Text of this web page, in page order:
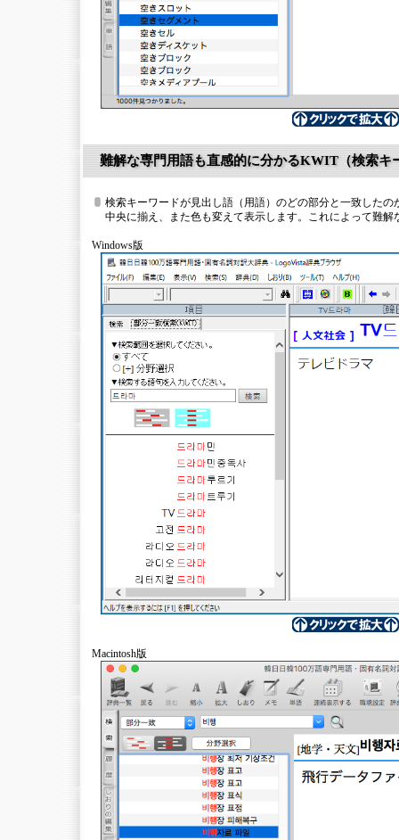
難解な専門用語も直感的に分かるKWIT（検索キ
検索キーワードが見出し語（用語）のどの部分と一致した
中央に揃え、また色も変えて表示します。これによって難
Windows版
Macintosh版